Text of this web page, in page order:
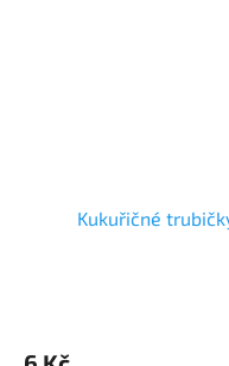
Kukuřičné